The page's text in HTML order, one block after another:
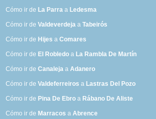
Cómo ir de La Parra a Ledesma
Cómo ir deValdeverdeja aTabeirós
Cómo ir de Hijes aComares
Cómo ir de El Robledo a La Rambla De Martín
Cómo ir deCanaleja aAdanero
Cómo ir deValdeferreiros a Lastras Del Pozo
Cómo ir de Pina De Ebro a Rábano De Aliste
Cómo ir de Marracos aAbrence